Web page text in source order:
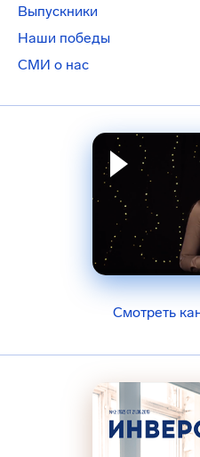
Выпускники
Наши победы
СМИ о нас
Смотреть